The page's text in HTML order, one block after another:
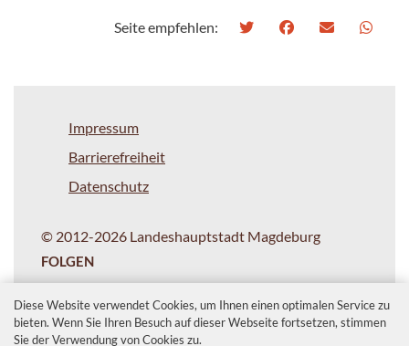
Diese Website verwendet Cookies, um Ihnen einen optimalen Service zu
bieten. Wenn Sie Ihren Besuch auf dieser Webseite fortsetzen, stimmen
Sie der Verwendung von Cookies zu.
Seite empfehlen:
Impressum
Barrierefreiheit
Datenschutz
© 2012-2026 Landeshauptstadt Magdeburg
FOLGEN